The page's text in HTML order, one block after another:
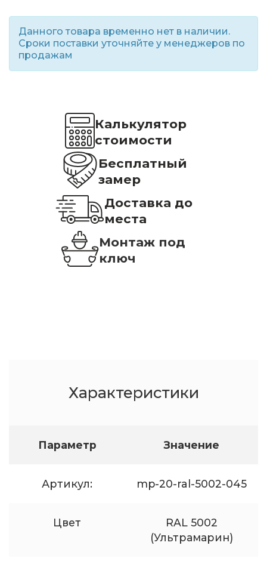
Данного товара временно нет в наличии.
Сроки поставки уточняйте у менеджеров по
продажам
Калькулятор
стоимости
Бесплатный
замер
Доставка до
места
Монтаж под
ключ
Характеристики
Параметр Значение
Артикул: mp-20-ral-5002-045
Цвет
RAL 5002
(Ультрамарин)